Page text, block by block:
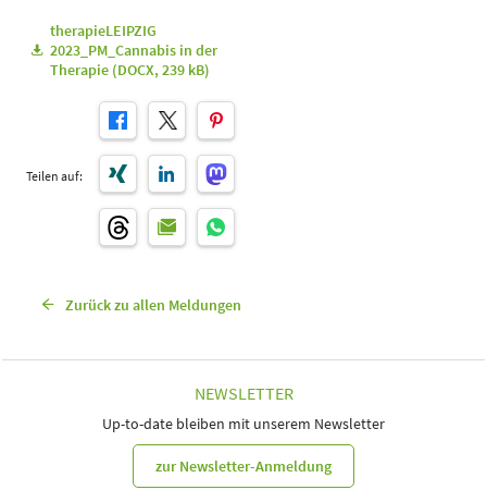
therapieLEIPZIG
2023_PM_Cannabis in der
Therapie (DOCX, 239 kB)
Teilen auf:
Zurück zu allen Meldungen
NEWSLETTER
Up-to-date bleiben mit unserem Newsletter
zur Newsletter-Anmeldung